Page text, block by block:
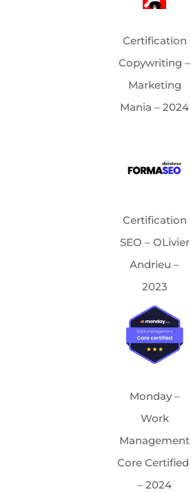
Certification
Copywriting –
Marketing
Mania – 2024
Certification
SEO – OLivier
Andrieu –
2023
Monday –
Work
Management
Core Certified
– 2024